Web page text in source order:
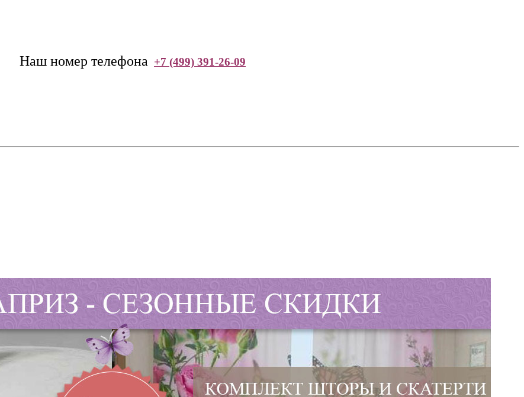
Наш номер телефона +7 (499) 391-26-09